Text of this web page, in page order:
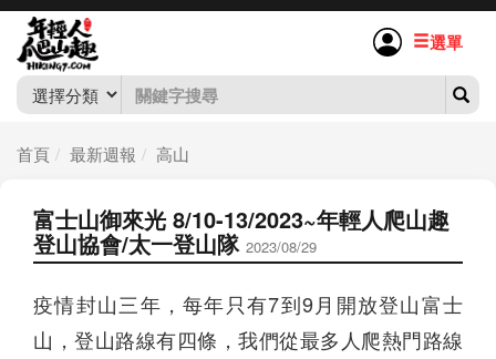
選單
首頁 最新週報 高山
富士山御來光 8/10-13/2023~年輕人爬山趣
登山協會/太一登山隊 2023/08/29
疫情封山三年，每年只有7到9月開放登山富士
山，登山路線有四條，我們從最多人爬熱門路線